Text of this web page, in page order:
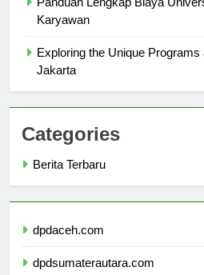
Panduan Lengkap Biaya
Exploring the Unique Programs
Categories